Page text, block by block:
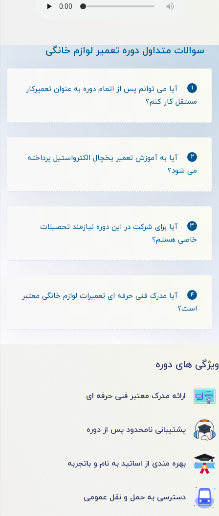
سوالات متداول دوره تعمیر لوازم خانگی
1
آیا می ‌توانم پس از اتمام دوره به عنوان تعمیرکار
مستقل کار کنم؟
2
آیا به آموزش تعمیر یخچال الکترواستیل پرداخته
می شود؟
3
آیا برای شرکت در این دوره نیازمند تحصیلات
خاصی هستم؟
4
آیا مدرک فنی حرفه ای تعمیرات لوازم خانگی معتبر
است؟
ویژگی های دوره
ارائه مدرک معتبر فنی حرفه ای
پشتیبانی نامحدود پس از دوره
بهره مندی از اساتید به نام و باتجربه
دسترسی به حمل و نقل عمومی